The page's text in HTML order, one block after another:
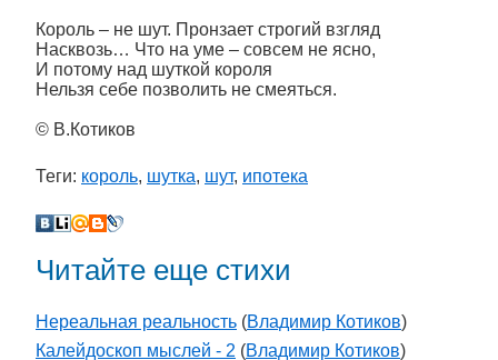
Король – не шут. Пронзает строгий взгляд
Насквозь… Что на уме – совсем не ясно,
И потому над шуткой короля
Нельзя себе позволить не смеяться.
© В.Котиков
Теги: король, шутка, шут, ипотека
Читайте еще стихи
Нереальная реальность (Владимир Котиков)
Калейдоскоп мыслей - 2 (Владимир Котиков)